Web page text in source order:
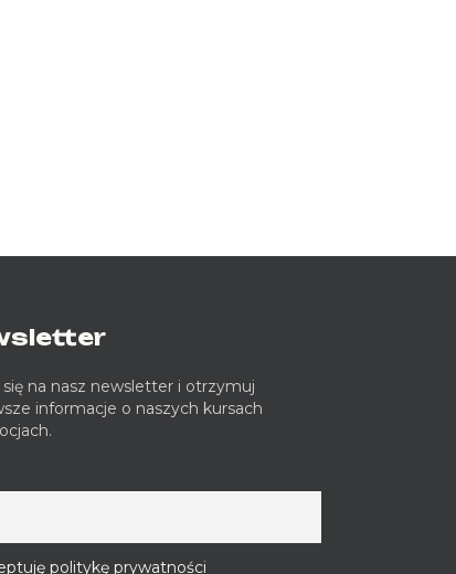
się na nasz newsletter i otrzymuj
informacje o naszych kursach
politykę prywatności